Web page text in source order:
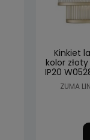
Kinkiet
kolor
IP20
ZUMA